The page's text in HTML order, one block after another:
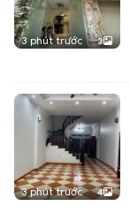
3 phút trước 3
3 phút trước 4